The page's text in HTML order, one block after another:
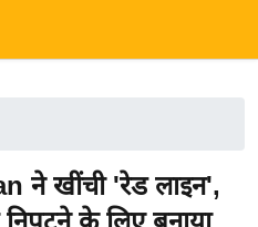
ने खींची 'रेड लाइन',
के लिए बनाया